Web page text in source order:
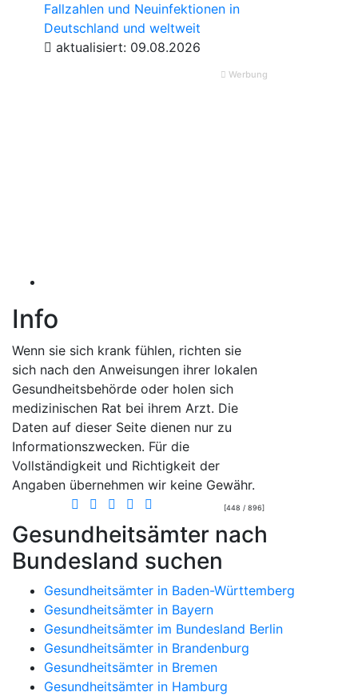
Fallzahlen und Neuinfektionen in
Deutschland und weltweit
aktualisiert: 09.08.2026
Werbung
Info
Wenn sie sich krank fühlen, richten sie
sich nach den Anweisungen ihrer lokalen
Gesundheitsbehörde oder holen sich
medizinischen Rat bei ihrem Arzt. Die
Daten auf dieser Seite dienen nur zu
Informationszwecken. Für die
Vollständigkeit und Richtigkeit der
Angaben übernehmen wir keine Gewähr.
[448 / 896]
Gesundheitsämter nach
Bundesland suchen
Gesundheitsämter in Baden-Württemberg
Gesundheitsämter in Bayern
Gesundheitsämter im Bundesland Berlin
Gesundheitsämter in Brandenburg
Gesundheitsämter in Bremen
Gesundheitsämter in Hamburg